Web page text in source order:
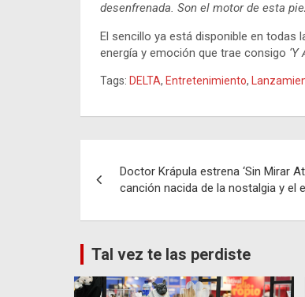
desenfrenada. Son el motor de esta
El sencillo ya está disponible en todas
energía y emoción que trae consigo
Tags: DELTA, Entretenimiento,
de
entradas
Doctor Krápula estrena ‘Sin Mirar
canción nacida de la nostalgia y el
Tal vez te las perdiste